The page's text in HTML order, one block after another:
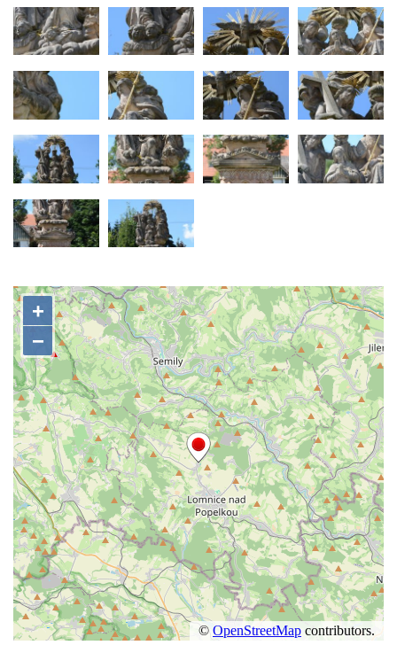
Socha vodníka v Plavu
Socha svatého Jana Nepomuckého v
Třebušíně
Pamětní deska Johanna Nepomuka
Fischera na domě čp. 5/16 na třídě 9.
května v Rumburku
Pamětní deska Johanna Neumanna
Obrázek svatého Huberta na buku svatého
Huberta
východně od Srbské Kamenice
Busta Jana Amose Komenského na domě
čp. 37 v Račicích
Socha Medvídě v Tierpark Chemnitz
Sochy Ležící žena v Tierpark Chemnitz
Sochy Ptáci v Tierpark Chemnitz
Socha Skupina jeřábů v Tierpark Chemnitz
Socha Panter v ZOO Leipzig
Socha Dívka s mušlí v ZOO Leipzig
Socha Tygr v ZOO Leipzig
Socha Atlet v ZOO Leipzig
Socha Marabu v ZOO Leipzig
Busta Karla Maxe Schneidera v ZOO